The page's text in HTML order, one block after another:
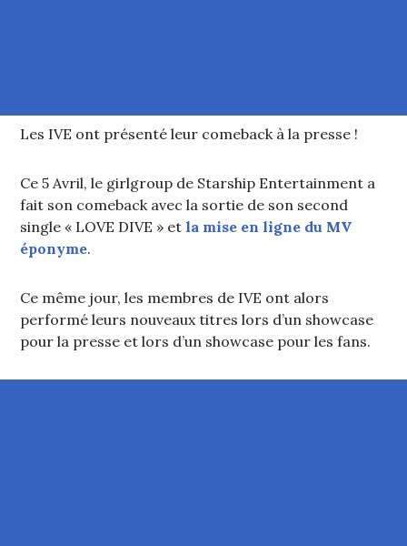
Les IVE ont présenté leur comeback à la presse !
Ce 5 Avril, le girlgroup de Starship Entertainment a
fait son comeback avec la sortie de son second
single « LOVE DIVE » etla mise en ligne du MV
éponyme.
Ce même jour, les membres de IVE ont alors
performé leurs nouveaux titres lors d’un showcase
pour la presse et lors d’un showcase pour les fans.